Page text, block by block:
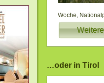
Woche,
…oder in Tirol